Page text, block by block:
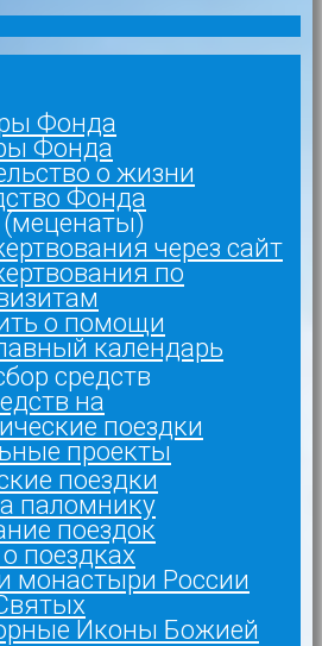
Фонда
Фонда
о жизни
Фонда
через сайт
по
о помощи
календарь
средств
на
поездки
проекты
поездки
паломнику
поездок
поездках
монастыри России
Иконы Божией